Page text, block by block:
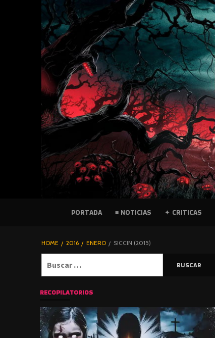
PELICULAS
BLOGHORROR
⋆
PORTADA ≡ NOTICIAS ✦ CRITICAS
HOME 2016 ENERO SICCIN (2015)
RECOPILATORIOS